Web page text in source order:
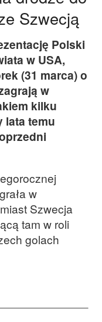
Szwecją
Polski
w USA,
(31 marca) o
w
kilku
lata temu
w
Szwecja
tam w roli
golach